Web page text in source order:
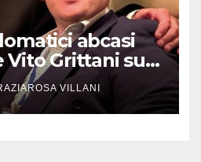
abcasi
Vito Grittani su
di Abcasia e
da parte della
VILLANI